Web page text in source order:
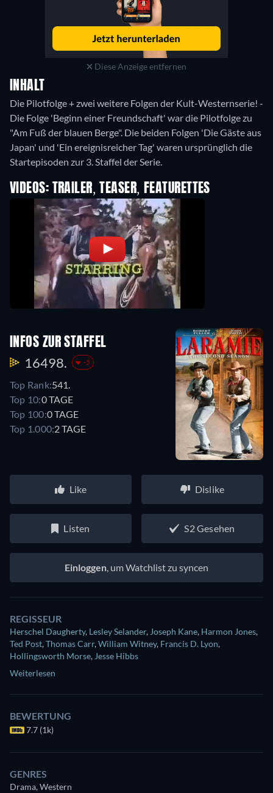
Diese Anzeige entfernen
INHALT
Die Pilotfolge + zwei weitere Folgen der Kult-Westernserie! -
Die Folge 'Beginn einer Freundschaft' war die Pilotfolge zu
"Am Fuß der blauen Berge". Die beiden Folgen 'Die Gäste aus
Japan' und 'Ein ereignisreicher Tag' waren ursprünglich die
Startepisoden zur 3. Staffel der Serie.
VIDEOS: TRAILER, TEASER, FEATURETTES
INFOS ZUR STAFFEL
16498. -5
Top Rank:541.
Top 10:0 TAGE
Top 100:0 TAGE
Top 1.000:2 TAGE
Like Dislike
Listen S2 Gesehen
Einloggen, um Watchlist zu syncen
REGISSEUR
Herschel Daugherty, Lesley Selander, Joseph Kane, Harmon Jones,
Ted Post,Thomas Carr,William Witney, Francis D. Lyon,
Hollingsworth Morse, Jesse Hibbs
Weiterlesen
BEWERTUNG
7.7 (1k)
GENRES
Drama, Western